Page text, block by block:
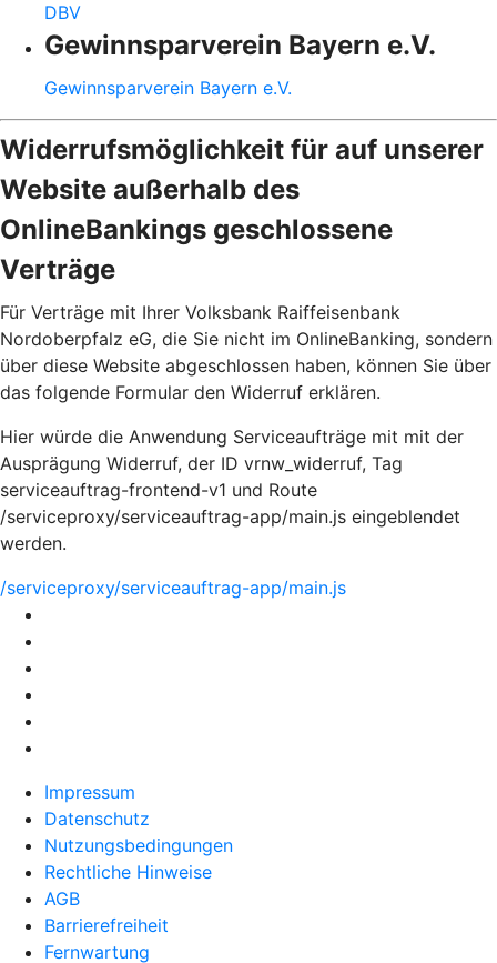
DBV
Gewinnsparverein Bayern e.V.
Gewinnsparverein Bayern e.V.
Widerrufsmöglichkeit für auf unserer
Website außerhalb des
OnlineBankings geschlossene
Verträge
Für Verträge mit Ihrer Volksbank Raiffeisenbank
Nordoberpfalz eG, die Sie nicht im OnlineBanking, sondern
über diese Website abgeschlossen haben, können Sie über
das folgende Formular den Widerruf erklären.
Hier würde die Anwendung Serviceaufträge mit mit der
Ausprägung Widerruf, der ID vrnw_widerruf, Tag
serviceauftrag-frontend-v1 und Route
/serviceproxy/serviceauftrag-app/main.js eingeblendet
werden.
/serviceproxy/serviceauftrag-app/main.js
Impressum
Datenschutz
Nutzungsbedingungen
Rechtliche Hinweise
AGB
Barrierefreiheit
Fernwartung